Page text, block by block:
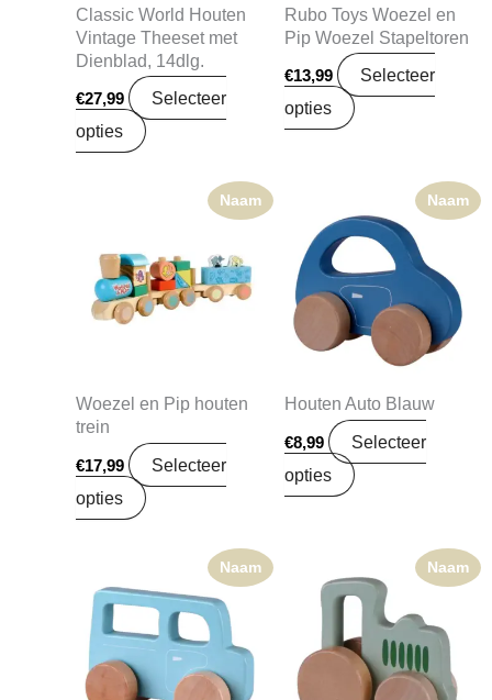
Classic World Houten
Vintage Theeset met
Dienblad, 14dlg.
€27,99
Selecteer
opties
Rubo Toys Woezel en
Pip Woezel Stapeltoren
€13,99
Selecteer
opties
Naam
Woezel en Pip houten
trein
€17,99
Selecteer
opties
Naam
Houten Auto Blauw
€8,99
Selecteer
opties
Naam Naam